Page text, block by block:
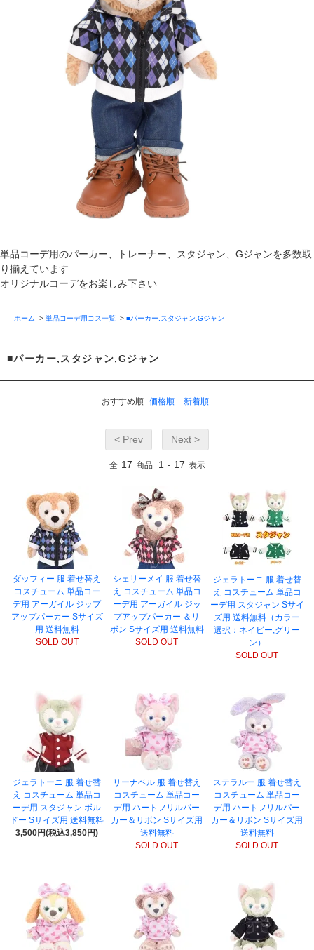
単品コーデ用のパーカー、トレーナー、スタジャン、Gジャンを多数取
り揃えています
オリジナルコーデをお楽しみ下さい
ホーム > 単品コーデ用コス一覧 > ■パーカー,スタジャン,Gジャン
■パーカー,スタジャン,Gジャン
おすすめ順 価格順 新着順
< Prev Next >
全 17 商品 1 - 17 表示
ダッフィー 服 着せ替え
コスチューム 単品コー
デ用 アーガイル ジップ
アップパーカー Sサイズ
用 送料無料
SOLD OUT
シェリーメイ 服 着せ替
え コスチューム 単品コ
ーデ用 アーガイル ジッ
プアップパーカー ＆リ
ボン Sサイズ用 送料無料
SOLD OUT
ジェラトーニ 服 着せ替
え コスチューム 単品コ
ーデ用 スタジャン Sサイ
ズ用 送料無料（カラー
選択：ネイビー,グリー
ン）
SOLD OUT
ジェラトーニ 服 着せ替
え コスチューム 単品コ
ーデ用 スタジャン ボル
ドー Sサイズ用 送料無料
3,500円(税込3,850円)
リーナベル 服 着せ替え
コスチューム 単品コー
デ用 ハートフリルパー
カー＆リボン Sサイズ用
送料無料
SOLD OUT
ステラルー 服 着せ替え
コスチューム 単品コー
デ用 ハートフリルパー
カー＆リボン Sサイズ用
送料無料
SOLD OUT